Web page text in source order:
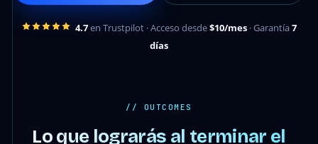
4.7en Trustpilot · Acceso desde$10/mes · Garantía7
días
// OUTCOMES
Lo que lograrás al terminar el